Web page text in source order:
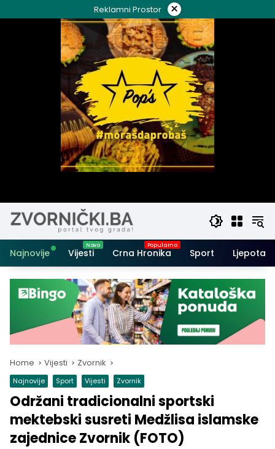
to
Reklamni Prostor ×
Najnovije Vijesti Crna Hronika Sport Ljepota i
Home Vijesti Zvornik
Najnovije Sport Vijesti Zvornik
Održani tradicionalni sportski
mektebski susreti Medžlisa islamske
zajednice Zvornik (FOTO)